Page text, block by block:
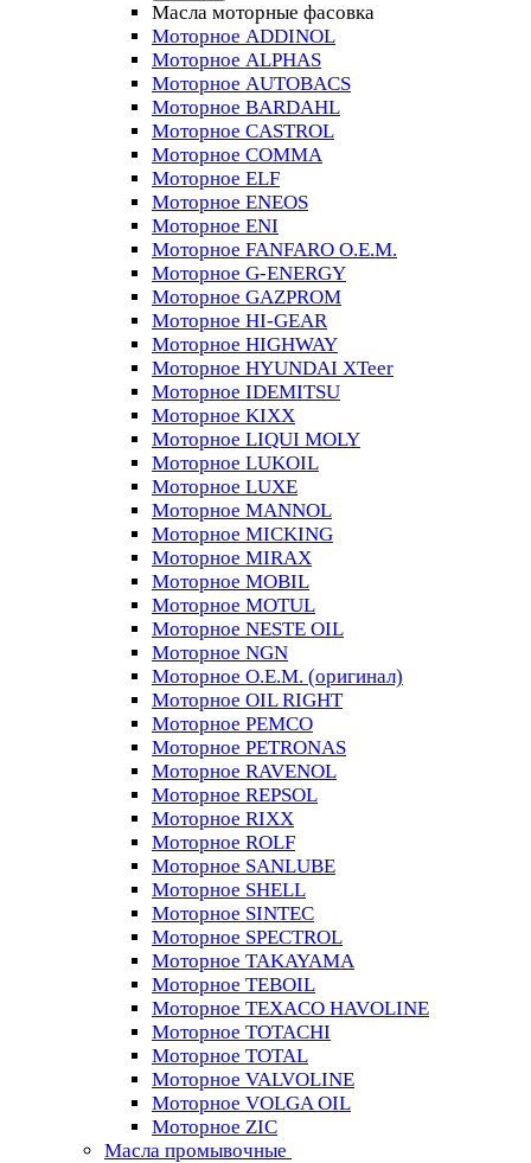
Масла моторные фасовка
Моторное ADDINOL
Моторное ALPHAS
Моторное AUTOBACS
Моторное BARDAHL
Моторное CASTROL
Моторное COMMA
Моторное ELF
Моторное ENEOS
Моторное ENI
Моторное FANFARO O.E.M.
Моторное G-ENERGY
Моторное GAZPROM
Моторное HI-GEAR
Моторное HIGHWAY
Моторное HYUNDAI XTeer
Моторное IDEMITSU
Моторное KIXX
Моторное LIQUI MOLY
Моторное LUKOIL
Моторное LUXE
Моторное MANNOL
Моторное MICKING
Моторное MIRAX
Моторное MOBIL
Моторное MOTUL
Моторное NESTE OIL
Моторное NGN
Моторное O.E.M. (оригинал)
Моторное OIL RIGHT
Моторное PEMCO
Моторное PETRONAS
Моторное RAVENOL
Моторное REPSOL
Моторное RIXX
Моторное ROLF
Моторное SANLUBE
Моторное SHELL
Моторное SINTEC
Моторное SPECTROL
Моторное TAKAYAMA
Моторное TEBOIL
Моторное TEXACO HAVOLINE
Моторное TOTACHI
Моторное TOTAL
Моторное VALVOLINE
Моторное VOLGA OIL
Моторное ZIC
Масла промывочные